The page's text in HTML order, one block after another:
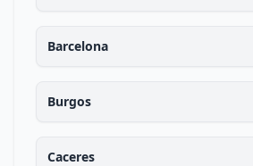
Barcelona
Burgos
Caceres